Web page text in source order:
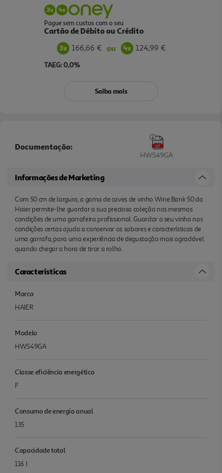
Pague sem custos com o seu
Cartão de Débito ou Crédito
166,66 € ou 124,99 €
TAEG: 0,0%
Saiba mais
Documentação:
HWS49GA
Informações de Marketing
Com 50 cm de largura, a gama de caves de vinho Wine Bank 50 da
Haier permite-lhe guardar a sua preciosa coleção nas mesmas
condições de uma garrafeira profissional. Guardar o seu vinho nas
condições certas ajuda a conservar os sabores e características de
uma garrafa, para uma experiência de degustação mais agradável
quando chegar a hora de tirar a rolha.
Características
Marca
HAIER
Modelo
HWS49GA
Classe eficiência energética
F
Consumo de energia anual
135
Capacidade total
116 l